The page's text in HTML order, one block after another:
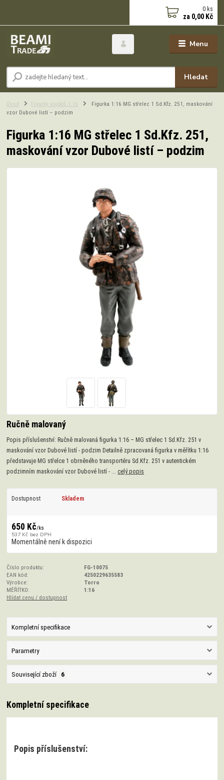
Menu
Hledat
0 ks
za 0,00 Kč
Úvod Figurky vojáků 1:16
Figurka 1:16 MG střelec 1 Sd.Kfz. 251, maskování
vzor Dubové listí – podzim
Figurka 1:16 MG střelec 1 Sd.Kfz. 251,
maskování vzor Dubové listí – podzim
Ručně malovaný
Popis příslušenství: Ručně malovaná figurka 1:16 – MG střelec 1 Sd.Kfz. 251 v
maskování vzor Dubové listí - podzim Detailně zpracovaná figurka v měřítku 1:16
představuje MG střelce 1 obrněného transportéru Sd.Kfz. 251 v autentickém
podzimním maskování vzor Dubové listí - ... celý popis
Dostupnost Skladem
650 Kč/ks
537 Kč bez DPH
Momentálně není k dispozici
Číslo produktu:
FG-10075
EAN kód:
4250229635583
Výrobce:
Torro
MĚŘÍTKO:
1:16
Hlídat cenu / dostupnost
Kompletní specifikace
Parametry
Související zboží 6
Kompletní specifikace
Popis příslušenství: